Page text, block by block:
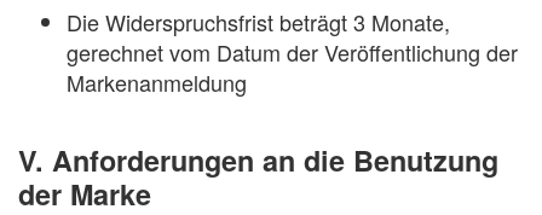
Die Widerspruchsfrist beträgt 3 Monate,
gerechnet vom Datum der Veröffentlichung der
Markenanmeldung
V. Anforderungen an die Benutzung
der Marke